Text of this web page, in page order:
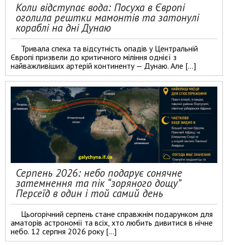
Коли відступає вода: Посуха в Європі
оголила рештки мамонтів та затонулі
кораблі на дні Дунаю
Тривала спека та відсутність опадів у Центральній
Європі призвели до критичного міління однієї з
найважливіших артерій континенту — Дунаю. Але […]
Серпень 2026: небо подарує сонячне
затемнення та пік “зоряного дощу”
Персеїд в один і той самий день
Цьогорічний серпень стане справжнім подарунком для
аматорів астрономії та всіх, хто любить дивитися в нічне
небо. 12 серпня 2026 року […]